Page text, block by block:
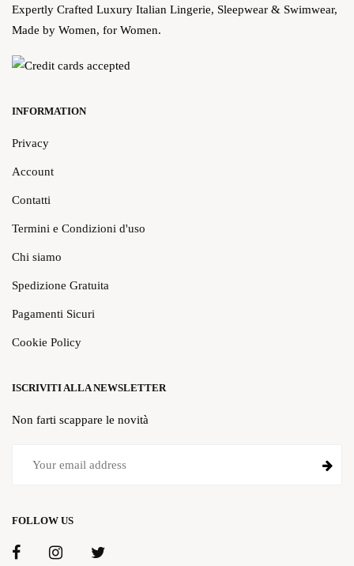
Expertly Crafted Luxury Italian Lingerie, Sleepwear & Swimwear,
Made by Women, for Women.
INFORMATION
Privacy
Account
Contatti
Termini e Condizioni d'uso
Chi siamo
Spedizione Gratuita
Pagamenti Sicuri
Cookie Policy
ISCRIVITI ALLA NEWSLETTER
Non farti scappare le novità
FOLLOW US